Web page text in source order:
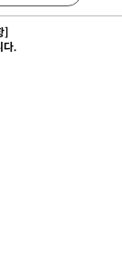
]
다.